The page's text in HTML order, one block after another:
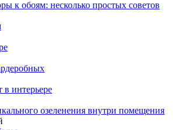
к обоям: несколько простых советов
в интерьере
озеленения внутри помещения